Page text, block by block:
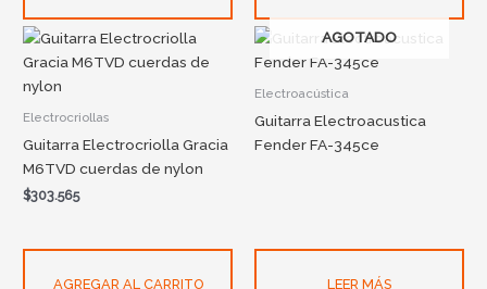
Electrocriollas
Guitarra Electrocriolla Gracia
M6TVD cuerdas de nylon
$303.565
AGREGAR AL CARRITO
AGOTADO
Electroacústica
Guitarra Electroacustica
Fender FA-345ce
LEER MÁS